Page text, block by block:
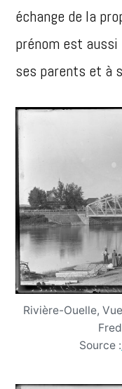
échange de la
prénom est aussi
ses parents et à
Rivière-Ouelle,
Source :